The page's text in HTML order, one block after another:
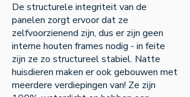
De structurele integriteit van de
panelen zorgt ervoor dat ze
zelfvoorzienend zijn, dus er zijn geen
interne houten frames nodig - in feite
zijn ze zo structureel stabiel. Natte
huisdieren maken er ook gebouwen met
meerdere verdiepingen van! Ze zijn